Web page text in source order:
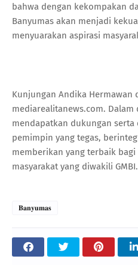
bahwa dengan kekompakan
Banyumas akan menjadi
menyuarakan aspirasi
Kunjungan Andika
mediarealitanews.com.
mendapatkan dukungan
pemimpin yang tegas,
memberikan yang terbaik
masyarakat yang diwakili GMBI.
𝐁𝐚𝐧𝐲𝐮𝐦𝐚𝐬